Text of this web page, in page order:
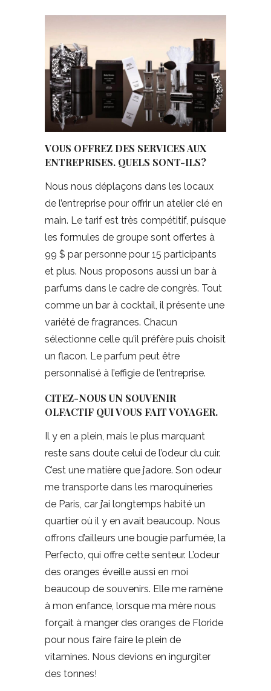
VOUS OFFREZ DES SERVICES AUX
ENTREPRISES. QUELS SONT-ILS?
Nous nous déplaçons dans les locaux
de l’entreprise pour offrir un atelier clé en
main. Le tarif est très compétitif, puisque
les formules de groupe sont offertes à
99 $ par personne pour 15 participants
et plus. Nous proposons aussi un bar à
parfums dans le cadre de congrès. Tout
comme un bar à cocktail, il présente une
variété de fragrances. Chacun
sélectionne celle qu’il préfère puis choisit
un flacon. Le parfum peut être
personnalisé à l’effigie de l’entreprise.
CITEZ-NOUS UN SOUVENIR
OLFACTIF QUI VOUS FAIT VOYAGER.
Il y en a plein, mais le plus marquant
reste sans doute celui de l’odeur du cuir.
C’est une matière que j’adore. Son odeur
me transporte dans les maroquineries
de Paris, car j’ai longtemps habité un
quartier où il y en avait beaucoup. Nous
offrons d’ailleurs une bougie parfumée, la
Perfecto, qui offre cette senteur. L’odeur
des oranges éveille aussi en moi
beaucoup de souvenirs. Elle me ramène
à mon enfance, lorsque ma mère nous
forçait à manger des oranges de Floride
pour nous faire faire le plein de
vitamines. Nous devions en ingurgiter
des tonnes!